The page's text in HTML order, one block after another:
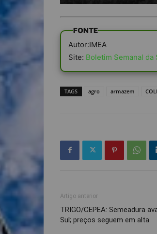
FONTE
Autor:IMEA
Site: Boletim Semanal da
TAGS agro armazem
Artigo anterior
TRIGO/CEPEA: Semeadura
Sul; preços seguem em alta